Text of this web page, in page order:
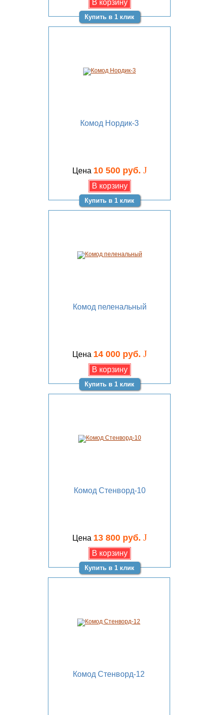
Купить в 1 клик
Комод Нордик-3
Цена 10 500 руб. J
Купить в 1 клик
Комод пеленальный
Цена 14 000 руб. J
Купить в 1 клик
Комод Стенворд-10
Цена 13 800 руб. J
Купить в 1 клик
Комод Стенворд-12